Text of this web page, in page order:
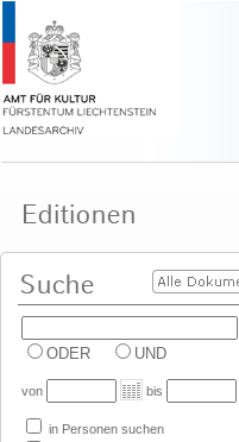
ODER UND
von bis
in Personen suchen